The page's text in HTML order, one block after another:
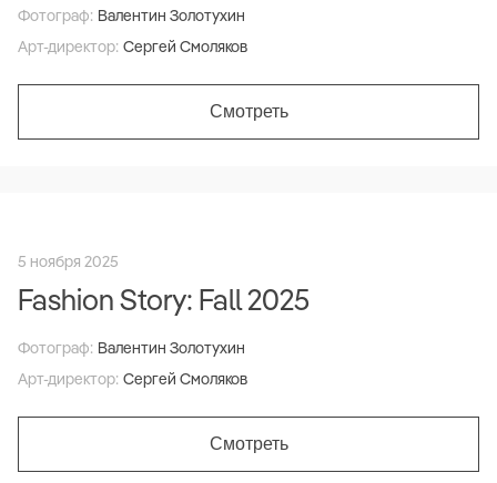
Фотограф: Валентин Золотухин
Арт-директор: Сергей Смоляков
Смотреть
5 ноября 2025
Fashion Story: Fall 2025
Фотограф: Валентин Золотухин
Арт-директор: Сергей Смоляков
Смотреть